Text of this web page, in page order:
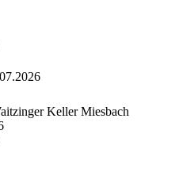
Keller Miesbach